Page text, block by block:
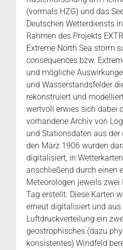
(vormals HZG) und das
Deutschen Wetterdiensts
Rahmen des Projekts
Extreme North Sea storm
consequences bzw.
und mögliche
und Wasserstandsfelder
rekonstruiert und
wertvoll erwies sich dabei
vorhandene Archiv von
und Stationsdaten aus
den März 1906 wurden
digitalisiert, in
anschließend durch einen
Meteorologen jeweils
Tag erstellt. Diese Karten
erneut digitalisiert und aus
Luftdruckverteilung ein
geostrophisches (dazu
konsistentes) Windfeld